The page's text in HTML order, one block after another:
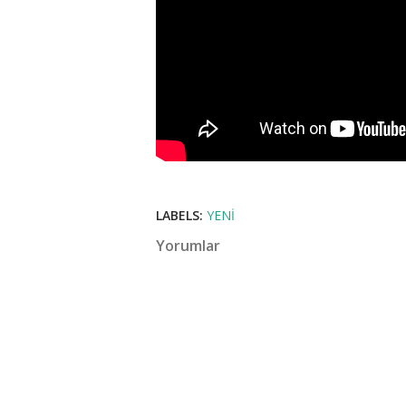
LABELS: YENI
Yorumlar